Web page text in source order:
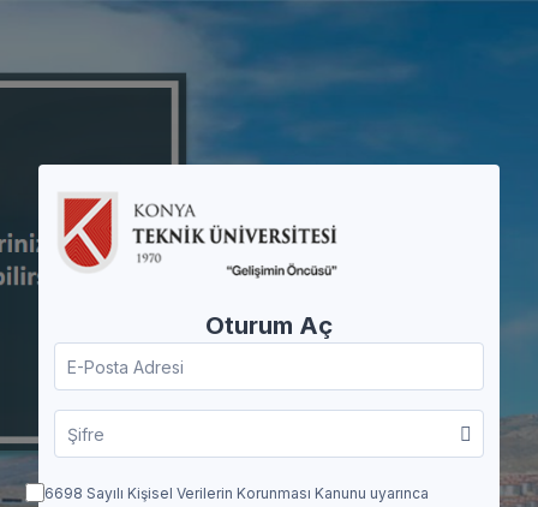
Ana içeriğe git
Oturum Aç
E-Posta Adresi
Şifre
6698 Sayılı Kişisel Verilerin Korunması Kanunu uyarınca